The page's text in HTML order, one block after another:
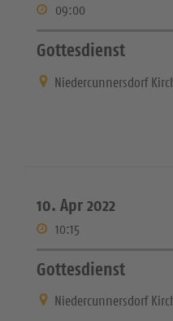
09:00
Gottesdienst
Niedercunnersdorf
10. Apr 2022
10:15
Gottesdienst
Niedercunnersdorf